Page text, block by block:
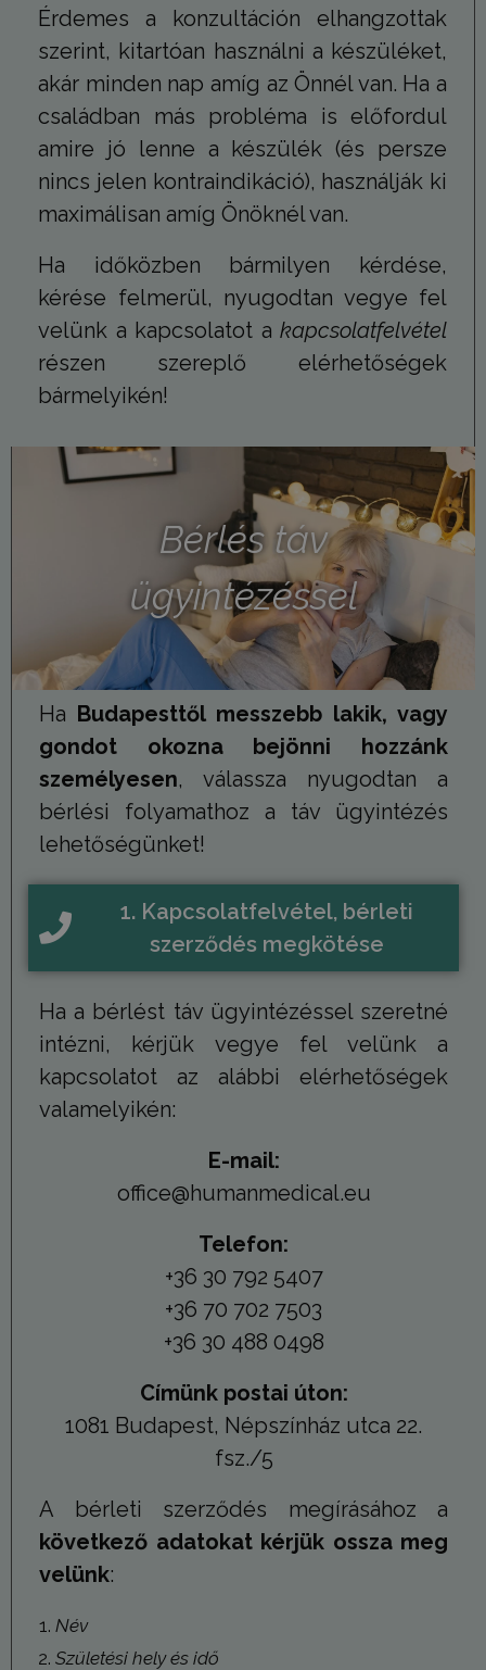
Érdemes a konzultáción elhangzottak
szerint, kitartóan használni a készüléket,
akár minden nap amíg az Önnél van. Ha a
családban más probléma is előfordul
amire jó lenne a készülék (és persze
nincs jelen kontraindikáció), használják ki
maximálisan amíg Önöknél van.
Ha időközben bármilyen kérdése,
kérése felmerül, nyugodtan vegye fel
velünk a kapcsolatot a kapcsolatfelvétel
részen szereplő elérhetőségek
bármelyikén!
Bérlés táv
ügyintézéssel
Ha Budapesttől messzebb lakik, vagy
gondot okozna bejönni hozzánk
személyesen, válassza nyugodtan a
bérlési folyamathoz a táv ügyintézés
lehetőségünket!
1. Kapcsolatfelvétel, bérleti
szerződés megkötése
Ha a bérlést táv ügyintézéssel szeretné
intézni, kérjük vegye fel velünk a
kapcsolatot az alábbi elérhetőségek
valamelyikén:
E-mail:
office@humanmedical.eu
Telefon:
+36 30 792 5407
+36 70 702 7503
+36 30 488 0498
Címünk postai úton:
1081 Budapest, Népszínház utca 22.
fsz./5
A bérleti szerződés megírásához a
következő adatokat kérjük ossza meg
velünk:
Név
Születési hely és idő
számát,
cookie
amelyet
korlátozza
által a
rögzített
_gat
Google LLC
.tv2play.hu
59
Ez a
arányának
használják
korlátozva
forgalmú